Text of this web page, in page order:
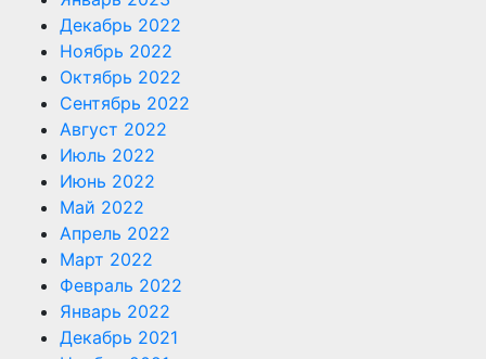
Декабрь 2022
Ноябрь 2022
Октябрь 2022
Сентябрь 2022
Август 2022
Июль 2022
Июнь 2022
Май 2022
Апрель 2022
Март 2022
Февраль 2022
Январь 2022
Декабрь 2021